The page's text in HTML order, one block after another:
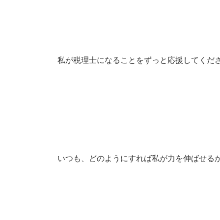
私が税理士になることをずっと応援してくだ
いつも、どのようにすれば私が力を伸ばせる